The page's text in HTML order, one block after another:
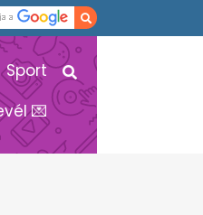
Sport
💌